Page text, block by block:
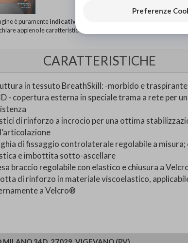
è puramenteindicativa
appieno le caratteristiche del prodotto.
CARATTERISTICHE
in tessuto BreathSkill: -morbido e
- copertura esterna in speciale trama a rete per
di rinforzo a incrocio per una ottima
di fissaggio controlaterale regolabile a misura;
e imbottita sotto-ascellare
braccio regolabile con elastico e chiusura a
di rinforzo in materiale viscoelastico,
a Velcro®
Preferenze